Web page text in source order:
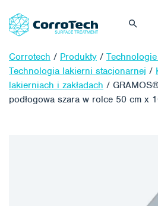
Corrotech / Produkty /
Technologia lakierni stacjonarnej /
lakierniach i zakładach /
podłogowa szara w rolce 50 cm x